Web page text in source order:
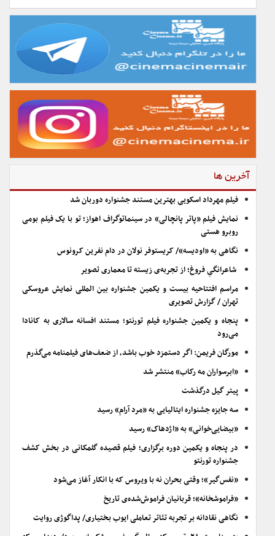
آخرین ها
فیلم مهرداد اسکویی بهترین مستند جشنواره دوربان شد
نمایش فیلم «پاتر پانچالی» در سینماتوگراف اهواز؛ تو با یک فیلم بومی
روبرو هستی
نگاهی به «اودیسه»/ کریستوفر نولان در دام نفرین کرونوس
شاعرانگیِ فروغ؛ از تجربه‌ی زیسته تا معماری تصویر
مراسم افتتاحیه بیست و یکمین جشنواره بین المللی نمایش عروسکی
تهران / گزارش تصویری
پنجاه و یکمین جشنواره فیلم تورنتو؛ مستند افسانه سالاری به کانادا
می‌رود
مورگان فریمن: اگر دستمزد خوب باشد، از ضعف‌های فیلمنامه می‌گذرم
«ابرسواران مه رکاب» منتشر شد
پیتر گیل درگذشت
سه جایزه جشنواره ایتالیایی به «مرد آرام» رسید
«بیضایی‌خوانی» به «اژدهاک» رسید
در پنجاه و یکمین دوره برگزاری؛ فیلم قصیده گلمکانی در بخش کشف
جشنواره تورنتو
«نفس‌گیر»؛ وقتی بحران نه با ویروس که با انکار آغاز می‌شود
«فراموشخانه»؛ قربانیان فراموش‌شده‌ی تاریخ
نگاهی نقادانه بر تجربه تئاتر تعاملی ایوب بختیاری/ پداگوژی روایت